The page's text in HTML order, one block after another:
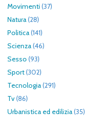
Movimenti (37)
Natura(28)
Politica(141)
Scienza(46)
Sesso (93)
Sport(302)
Tecnologia(291)
Tv(86)
Urbanistica ed edilizia(35)